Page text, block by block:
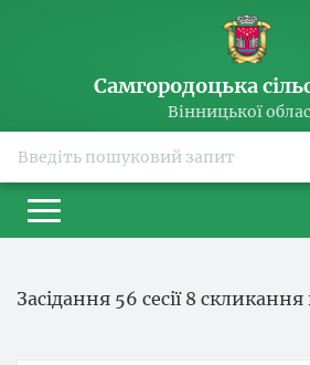
Самгородоцька
Вінницької
Засідання 56 сесії 8 скликання